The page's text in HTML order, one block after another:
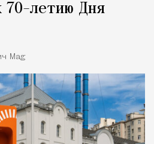
70-летию Дня
Mag